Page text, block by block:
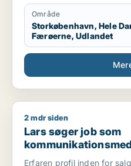
Område
Storkøbenhavn, Hele
Færøerne, Udlandet
Lars søger job som
2 mdr siden
Lars søger job som
forretningsudvikler /
Erfaren profil inden for